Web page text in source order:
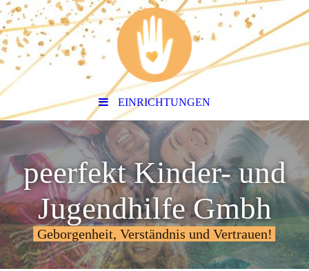
EINRICHTUNGEN
peerfekt Kinder- und
Jugendhilfe Gmbh
Geborgenheit, Verständnis und Vertrauen!